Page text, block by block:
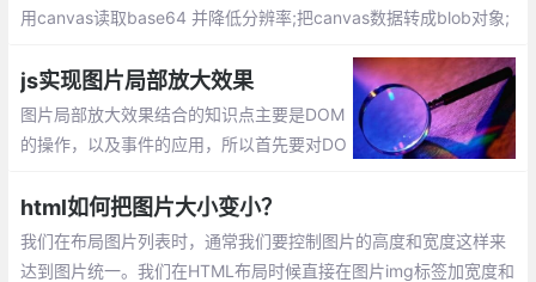
用canvas读取base64 并降低分辨率;把canvas数据转成blob对象;
js实现图片局部放大效果
图片局部放大效果结合的知识点主要是DOM
的操作，以及事件的应用，所以首先要对DO
有一定的累积。
html如何把图片大小变小？
我们在布局图片列表时，通常我们要控制图片的高度和宽度这样来
达到图片统一。我们在HTML布局时候直接在图片img标签加宽度和